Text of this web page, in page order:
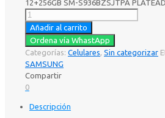
12+256GB SM-S936BZSJTPA
Añadir al carrito
Ordena vía WhastApp
Categorías: Celulares, Sin categorizar
SAMSUNG
Compartir
0
Descripción